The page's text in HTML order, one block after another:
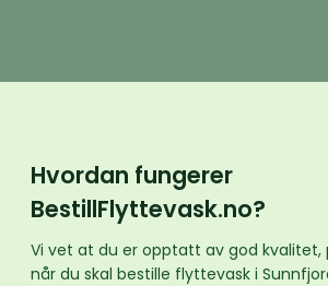
Hvordan fungerer
BestillFlyttevask.no?
Vi vet at du er opptatt av god kvalitet,
når du skal bestille flyttevask i